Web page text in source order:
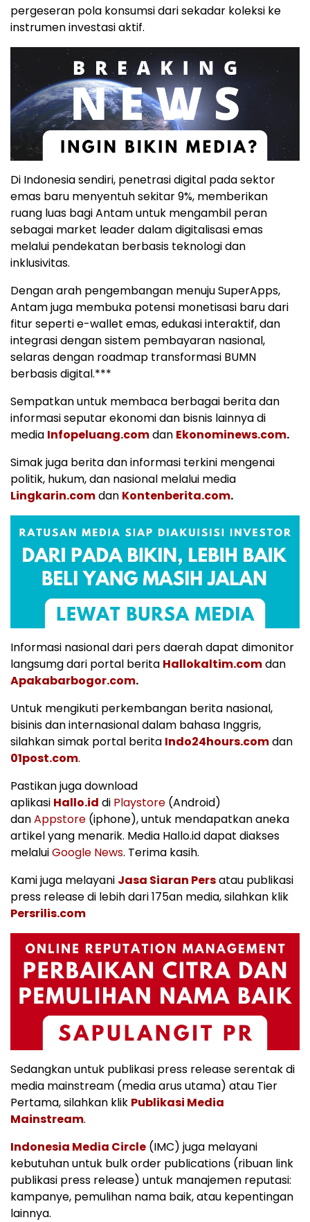
pergeseran pola konsumsi dari sekadar koleksi ke
instrumen investasi aktif.
Di Indonesia sendiri, penetrasi digital pada sektor
emas baru menyentuh sekitar 9%, memberikan
ruang luas bagi Antam untuk mengambil peran
sebagai market leader dalam digitalisasi emas
melalui pendekatan berbasis teknologi dan
inklusivitas.
Dengan arah pengembangan menuju SuperApps,
Antam juga membuka potensi monetisasi baru dari
fitur seperti e-wallet emas, edukasi interaktif, dan
integrasi dengan sistem pembayaran nasional,
selaras dengan roadmap transformasi BUMN
berbasis digital.***
Sempatkan untuk membaca berbagai berita dan
informasi seputar ekonomi dan bisnis lainnya di
media Infopeluang.comdan Ekonominews.com.
Simak juga berita dan informasi terkini mengenai
politik, hukum, dan nasional melalui media
Lingkarin.comdan Kontenberita.com.
Informasi nasional dari pers daerah dapat dimonitor
langsumg dari portal berita Hallokaltim.comdan
Apakabarbogor.com.
Untuk mengikuti perkembangan berita nasional,
bisinis dan internasional dalam bahasa Inggris,
silahkan simak portal berita Indo24hours.comdan
01post.com.
Pastikan juga download
aplikasi Hallo.id di Playstore (Android)
danAppstore (iphone), untuk mendapatkan aneka
artikel yang menarik. Media Hallo.id dapat diakses
melaluiGoogle News. Terima kasih.
Kami juga melayani Jasa Siaran Persatau publikasi
press release di lebih dari 175an media, silahkan klik
Persrilis.com
Sedangkan untuk publikasi press release serentak di
media mainstream (media arus utama) atau Tier
Pertama, silahkan klik Publikasi Media
Mainstream.
Indonesia Media Circle (IMC) juga melayani
kebutuhan untuk bulk order publications (ribuan link
publikasi press release) untuk manajemen reputasi:
kampanye, pemulihan nama baik, atau kepentingan
lainnya.